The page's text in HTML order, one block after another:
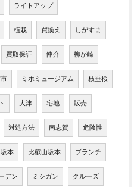
ライトアップ
植栽 買換え しがすま
買取保証 仲介 柳が崎
ミホミュージアム 枝垂桜
大津 宅地 販売
対処方法 南志賀 危険性
坂本 比叡山坂本 ブランチ
デン ミシガン クルーズ